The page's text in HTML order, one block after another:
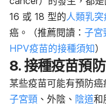
16 或 18 型的人類乳
癌。（推薦閱讀： 子宮
HPV疫苗的接種須知）
8. 接種疫苗預
某些疫苗可能有預防
子宮頸 、外陰、 陰道和